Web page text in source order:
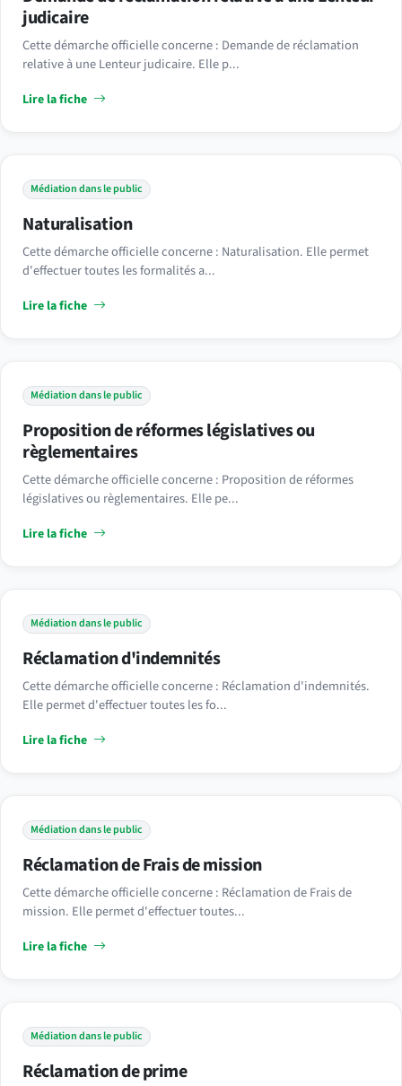
judicaire
Cette démarche officielle concerne : Demande de réclamation
relative à une Lenteur judicaire. Elle p...
Lire la fiche
Médiation dans le public
Naturalisation
Cette démarche officielle concerne : Naturalisation. Elle permet
d'effectuer toutes les formalités a...
Lire la fiche
Médiation dans le public
Proposition de réformes législatives ou
règlementaires
Cette démarche officielle concerne : Proposition de réformes
législatives ou règlementaires. Elle pe...
Lire la fiche
Médiation dans le public
Réclamation d'indemnités
Cette démarche officielle concerne : Réclamation d'indemnités.
Elle permet d'effectuer toutes les fo...
Lire la fiche
Médiation dans le public
Réclamation de Frais de mission
Cette démarche officielle concerne : Réclamation de Frais de
mission. Elle permet d'effectuer toutes...
Lire la fiche
Médiation dans le public
Réclamation de prime